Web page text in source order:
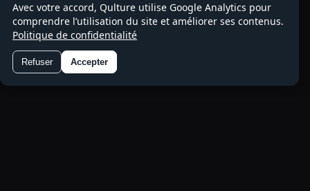
Avec votre accord, Qulture utilise Google Analytics pour
comprendre l’utilisation du site et améliorer ses contenus.
Politique de confidentialité
Refuser Accepter